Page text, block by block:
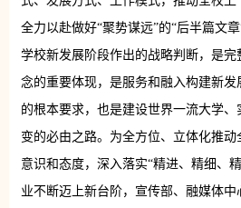
全力以赴做好“聚势谋远”的“后半篇文
学校新发展阶段作出的战略判断，是
念的重要体现，是服务和融入构建新
的根本要求，也是建设世界一流大学、
变的必由之路。为全方位、立体化推
意识和态度，深入落实“精进、精细、
业不断迈上新台阶，宣传部、融媒体中